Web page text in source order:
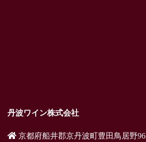
丹波ワイン株式会社
京都府船井郡京丹波町豊田鳥居野96